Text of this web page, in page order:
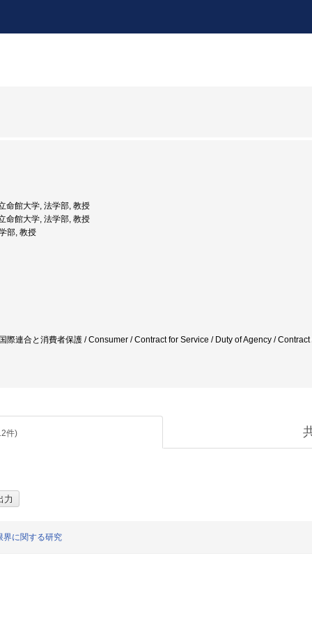
命館大学, 法学部, 教授
命館大学, 法学部, 教授
部, 教授
際連合と消費者保護 / Consumer / Contract for Service / Duty of Agency /
件)
界に関する研究